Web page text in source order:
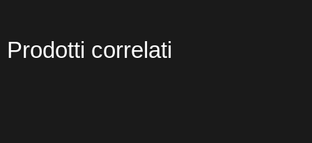
Prodotti correlati